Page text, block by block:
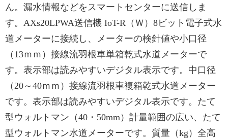
ん。漏水情報などをスマートセンターに送信しま
す。AXs20LPWA送信機 IoT-R（Ｗ）8ビット電子式水
道メーターに接続し、メーターの検針値や小口径
（13ｍｍ）接線流羽根車単箱乾式水道メーターで
す。表示部は読みやすいデジタル表示です。中口径
（20～40ｍｍ）接線流羽根車複箱乾式水道メーター
です。表示部は読みやすいデジタル表示です。たて
型ウォルトマン（40・50mm）計量範囲の広い、たて
型ウォルトマン水道メーターです。質量（kg）全高